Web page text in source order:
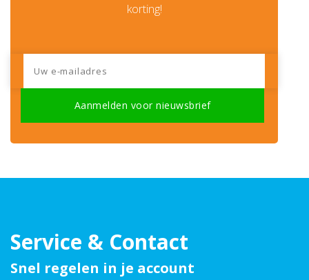
korting!
Service & Contact
Snel regelen in je account